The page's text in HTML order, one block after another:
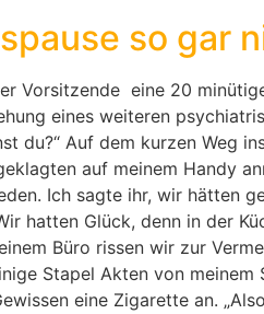
so gar
Vorsitzende eine 20
eines weiteren
du?“ Auf dem kurzen Weg
auf meinem Handy
Ich sagte ihr, wir hätten
hatten Glück, denn in der
Büro rissen wir zur
Stapel Akten von
eine Zigarette an.